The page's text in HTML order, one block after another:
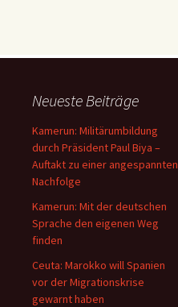
Neueste Beiträge
Kamerun: Militärumbildung
durch Präsident Paul Biya –
Auftakt zu einer angespannten
Nachfolge
Kamerun: Mit der deutschen
Sprache den eigenen Weg
finden
Ceuta: Marokko will Spanien
vor der Migrationskrise
gewarnt haben